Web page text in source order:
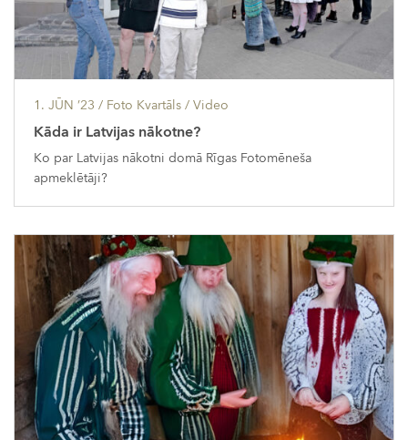
1. JŪN ’23 / Foto Kvartāls / Video
Kāda ir Latvijas nākotne?
Ko par Latvijas nākotni domā Rīgas Fotomēneša
apmeklētāji?